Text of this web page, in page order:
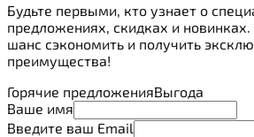
Будьте первыми, кто узнает о
предложениях, скидках и
шанс сэкономить и получить
преимущества!
Горячие предложенияВыгода
Ваше имя
Введите ваш Email